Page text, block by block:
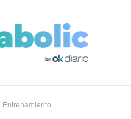
Entrenamiento